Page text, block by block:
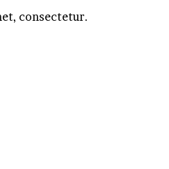
consectetur.